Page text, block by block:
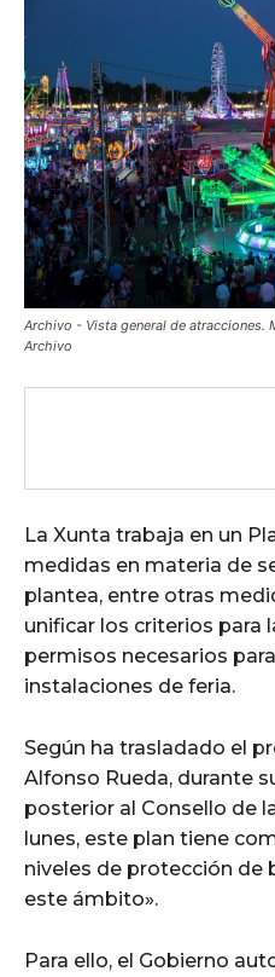
Archivo - Vista general de atracciones.
Archivo
La Xunta trabaja en un
medidas en materia de
plantea, entre otras
unificar los criterios para
permisos necesarios
instalaciones de feria.
Según ha trasladado el
Alfonso Rueda, durante
posterior al Consello de
lunes, este plan tiene
niveles de protección de
este ámbito».
Para ello, el Gobierno